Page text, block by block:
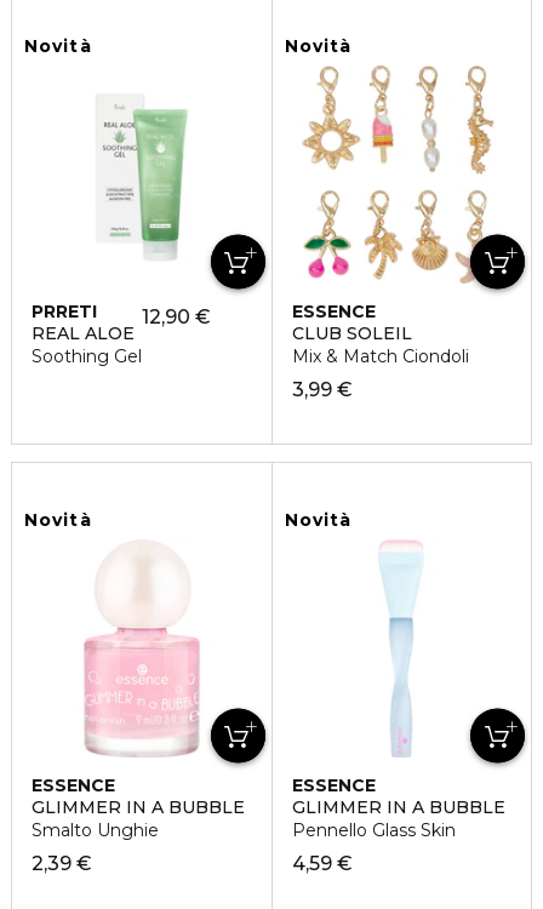
Novità
PRRETI
REAL ALOE
Soothing Gel
12,90 €
Novità
ESSENCE
CLUB SOLEIL
Mix & Match Ciondoli
3,99 €
Novità
ESSENCE
GLIMMER IN A BUBBLE
Smalto Unghie
2,39 €
Novità
ESSENCE
GLIMMER IN A BUBBLE
Pennello Glass Skin
4,59 €